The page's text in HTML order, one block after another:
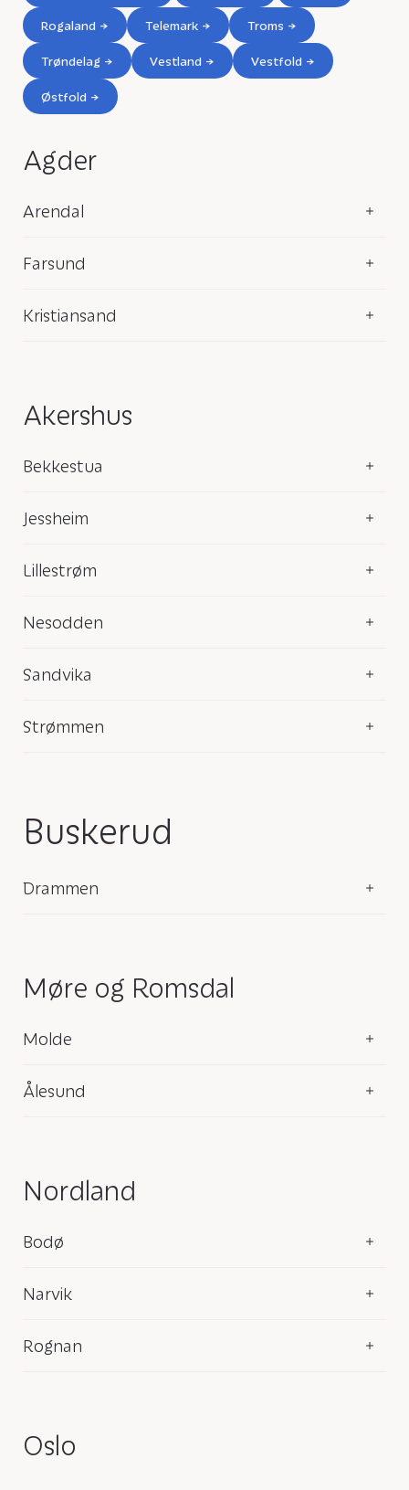
Rogaland Telemark Troms
Trøndelag Vestland Vestfold
Østfold
Agder
Arendal
Farsund
Kristiansand
Akershus
Bekkestua
Jessheim
Lillestrøm
Nesodden
Sandvika
Strømmen
Buskerud
Drammen
Møre og Romsdal
Molde
Ålesund
Nordland
Bodø
Narvik
Rognan
Oslo